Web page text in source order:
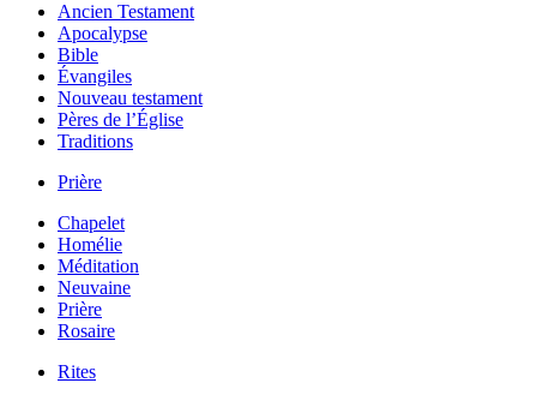
Ancien Testament
Apocalypse
Bible
Évangiles
Nouveau testament
Pères de l’Église
Traditions
Prière
Chapelet
Homélie
Méditation
Neuvaine
Prière
Rosaire
Rites